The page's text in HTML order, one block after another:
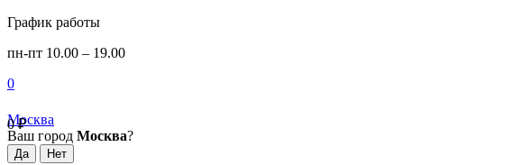
График работы
пн-пт 10.00 – 19.00
0
0₽
Москва
Ваш город Москва?